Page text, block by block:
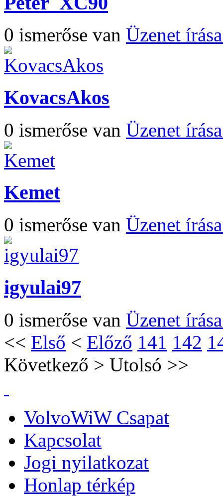
0 ismerőse van Üzenet
KovacsAkos
0 ismerőse van Üzenet
Kemet
0 ismerőse van Üzenet
igyulai97
0 ismerőse van Üzenet
<< Első < Előző 141 142
Következő > Utolsó >>
VolvoWiW Csapat
Kapcsolat
Jogi nyilatkozat
Honlap térkép